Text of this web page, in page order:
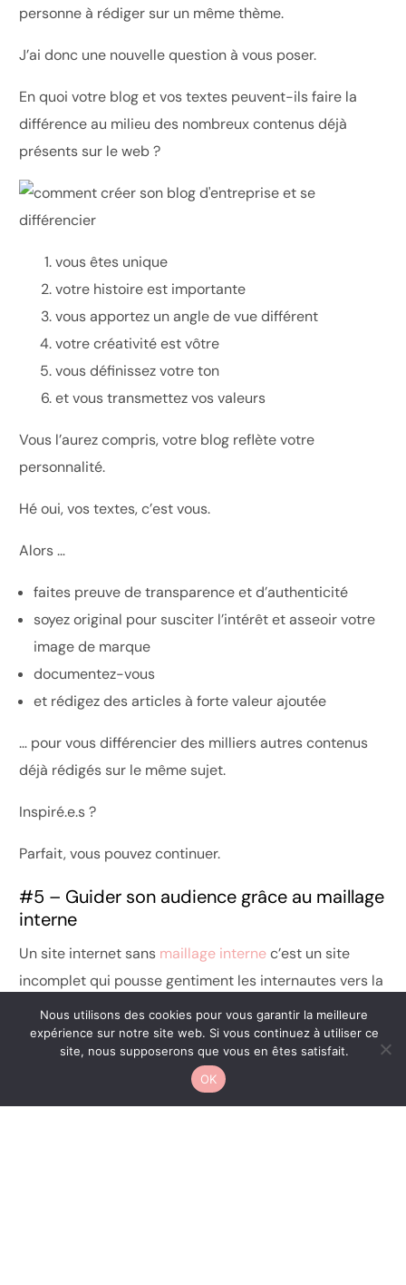
personne à rédiger sur un même thème.
J’ai donc une nouvelle question à vous poser.
En quoi votre blog et vos textes peuvent-ils faire la
différence au milieu des nombreux contenus déjà
présents sur le web ?
vous êtes unique
votre histoire est importante
vous apportez un angle de vue différent
votre créativité est vôtre
vous définissez votre ton
et vous transmettez vos valeurs
Vous l’aurez compris, votre blog reflète votre
personnalité.
Hé oui, vos textes, c’est vous.
Alors …
faites preuve de transparence et d’authenticité
soyez original pour susciter l’intérêt et asseoir votre
image de marque
documentez-vous
et rédigez des articles à forte valeur ajoutée
… pour vous différencier des milliers autres contenus
déjà rédigés sur le même sujet.
Inspiré.e.s ?
Parfait, vous pouvez continuer.
#5 – Guider son audience grâce au maillage
interne
Un site internet sans maillage internec’est un site
incomplet qui pousse gentiment les internautes vers la
sortie.
créer un blog d’entrepriseimplique donc de
respecter cette règle pour mieux guider ses lecteurs
cibles.
CONTACT
Nous utilisons des cookies pour vous garantir la meilleure
expérience sur notre site web. Si vous continuez à utiliser ce
site, nous supposerons que vous en êtes satisfait.
OK